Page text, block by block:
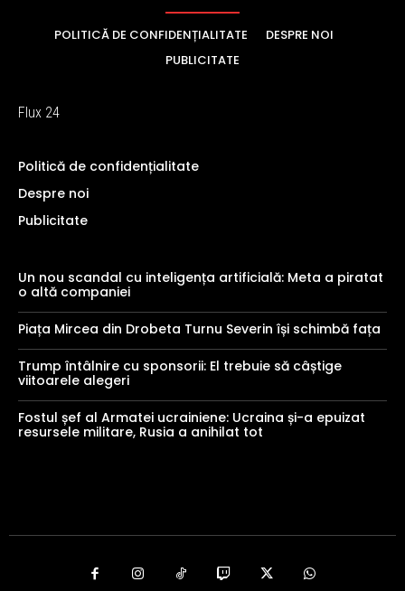
POLITICĂ DE CONFIDENȚIALITATE
DESPRE NOI
PUBLICITATE
Flux 24
Politică de confidențialitate
Despre noi
Publicitate
Un nou scandal cu inteligența artificială: Meta a piratat
o altă companiei
Piața Mircea din Drobeta Turnu Severin își schimbă fața
Trump întâlnire cu sponsorii: El trebuie să câștige
viitoarele alegeri
Fostul șef al Armatei ucrainiene: Ucraina și-a epuizat
resursele militare, Rusia a anihilat tot